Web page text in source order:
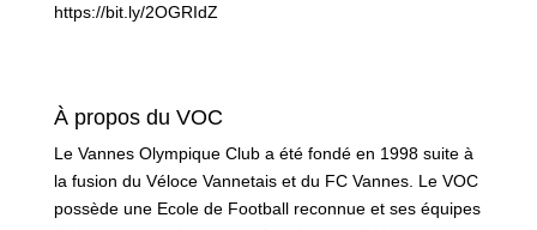
https://bit.ly/2OGRIdZ
À propos du VOC
Le Vannes Olympique Club a été fondé en 1998 suite à
la fusion du Véloce Vannetais et du FC Vannes. Le VOC
possède une Ecole de Football reconnue et ses équipes